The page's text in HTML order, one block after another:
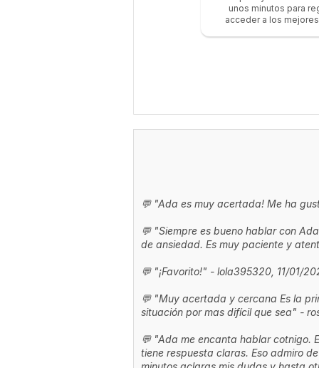
unos minutos para
acceder a los
💬 "Ada es muy acertada! Me ha
💬 "Siempre es bueno hablar con
de ansiedad. Es muy paciente y
💬 "¡Favorito!" - lola395320, 11/01/
💬 "Muy acertada y cercana Es la
situación por mas difícil que sea" -
💬 "Ada me encanta hablar cotnigo.
tiene respuesta claras. Eso admiro